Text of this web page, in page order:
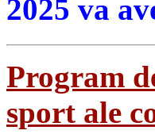
2025 va
Program
sport ale